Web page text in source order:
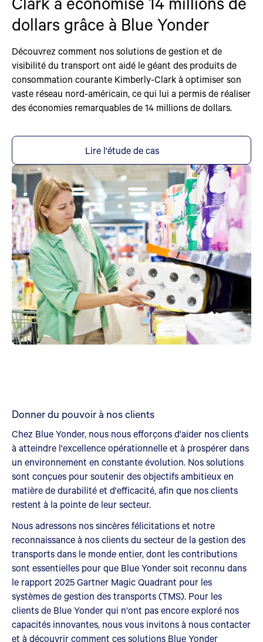
dollars grâce à Blue Yonder
Découvrez comment nos solutions de gestion et de
visibilité du transport ont aidé le géant des produits de
consommation courante Kimberly-Clark à optimiser son
vaste réseau nord-américain, ce qui lui a permis de réaliser
des économies remarquables de 14 millions de dollars.
Lire l'étude de cas
Donner du pouvoir à nos clients
Chez Blue Yonder, nous nous efforçons d'aider nos clients
à atteindre l'excellence opérationnelle et à prospérer dans
un environnement en constante évolution. Nos solutions
sont conçues pour soutenir des objectifs ambitieux en
matière de durabilité et d'efficacité, afin que nos clients
restent à la pointe de leur secteur.
Nous adressons nos sincères félicitations et notre
reconnaissance à nos clients du secteur de la gestion des
transports dans le monde entier, dont les contributions
sont essentielles pour que Blue Yonder soit reconnu dans
le rapport 2025 Gartner Magic Quadrant pour les
systèmes de gestion des transports (TMS). Pour les
clients de Blue Yonder qui n'ont pas encore exploré nos
capacités innovantes, nous vous invitons à nous contacter
et à découvrir comment ces solutions Blue Yonder